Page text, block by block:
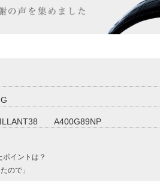
A400G89NP
ポイントは？
ので」